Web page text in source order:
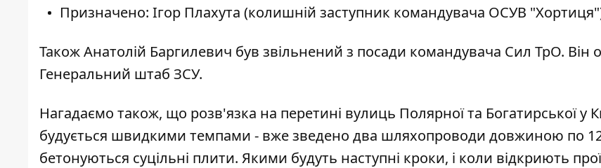
Призначено: Ігор Плахута (колишній заступник командувача ОСУВ
Також Анатолій Баргилевич був звільнений з посади командувача Сил ТрО. Він
Генеральний штаб ЗСУ.
Нагадаємо також, що розв'язка на перетині вулиць Полярної та Богатирської у
будується швидкими темпами - вже зведено два шляхопроводи довжиною по
бетонуються суцільні плити. Якими будуть наступні кроки, і коли відкриють